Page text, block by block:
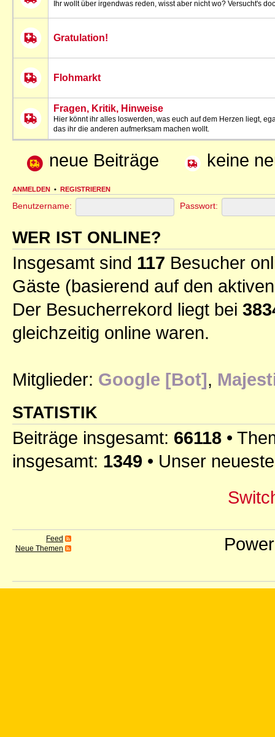
Ihr wollt über irgendwas reden, wisst aber nicht wo? Versucht's
Gratulation!
Flohmarkt
Fragen, Kritik, Hinweise
Hier könnt ihr alles loswerden, was euch auf dem Herzen liegt,
das ihr die anderen aufmerksam machen wollt.
neue Beiträge keine
ANMELDEN • REGISTRIEREN
Benutzername: Passwort:
WER IST ONLINE?
Insgesamt sind 117 Besucher
Gäste (basierend auf den
Der Besucherrekord liegt bei
gleichzeitig online waren.
Mitglieder: Google [Bot],
STATISTIK
Beiträge insgesamt: 66118 •
insgesamt: 1349 • Unser
Feed
Neue Themen